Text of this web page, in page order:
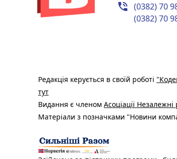
phone_in_talk (0382) 70
(0382) 70
Редакція керується в своїй роботі
тут
Видання є членом Асоціації
Матеріали з позначками "Новини